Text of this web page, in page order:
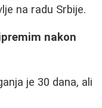
na radu Srbije.
nakon
je 30 dana, ali